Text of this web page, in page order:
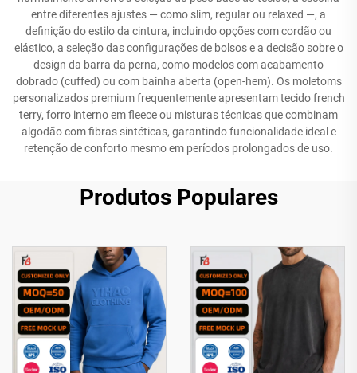
entre diferentes ajustes — como slim, regular ou relaxed —, a
definição do estilo da cintura, incluindo opções com cordão ou
elástico, a seleção das configurações de bolsos e a decisão sobre o
design da barra da perna, como modelos com acabamento
dobrado (cuffed) ou com bainha aberta (open-hem). Os moletoms
personalizados premium frequentemente apresentam tecido french
terry, forro interno em fleece ou misturas técnicas que combinam
algodão com fibras sintéticas, garantindo funcionalidade ideal e
retenção de conforto mesmo em períodos prolongados de uso.
Produtos Populares